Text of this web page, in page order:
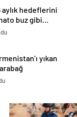
hedeflerini
buz gibi…
yıkan
ayrılmaz bir